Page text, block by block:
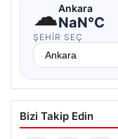
☁Ankara
NaN°C
ŞEHIR SEÇ
Bizi Takip Edin